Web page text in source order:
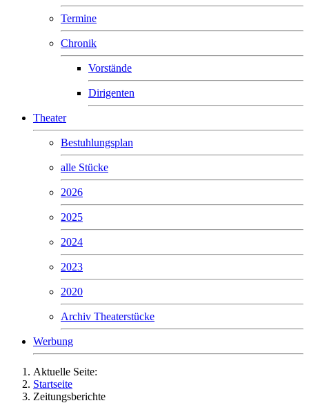
Termine
Chronik
Vorstände
Dirigenten
Theater
Bestuhlungsplan
alle Stücke
2026
2025
2024
2023
2020
Archiv Theaterstücke
Werbung
Aktuelle Seite:
Startseite
Zeitungsberichte